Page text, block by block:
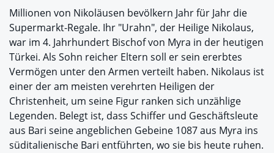
Millionen von Nikoläusen bevölkern Jahr für Jahr die
Supermarkt-Regale. Ihr "Urahn", der Heilige Nikolaus,
war im 4. Jahrhundert Bischof von Myra in der heutigen
Türkei. Als Sohn reicher Eltern soll er sein ererbtes
Vermögen unter den Armen verteilt haben. Nikolaus ist
einer der am meisten verehrten Heiligen der
Christenheit, um seine Figur ranken sich unzählige
Legenden. Belegt ist, dass Schiffer und Geschäftsleute
aus Bari seine angeblichen Gebeine 1087 aus Myra ins
süditalienische Bari entführten, wo sie bis heute ruhen.